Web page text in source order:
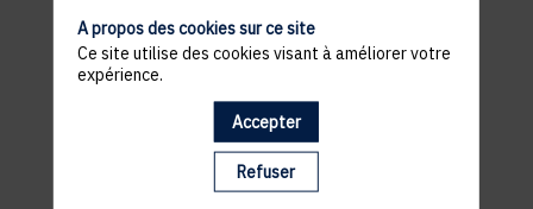
Il manque du contenu : rafraichissez votre navigateur
A propos des cookies sur ce site
Ce site utilise des cookies visant à améliorer votre
expérience.
Accepter
Refuser